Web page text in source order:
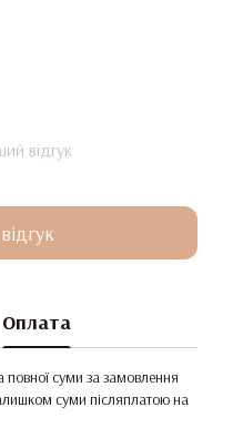
відгук
Оплата
суми за замовлення
суми післяплатою на